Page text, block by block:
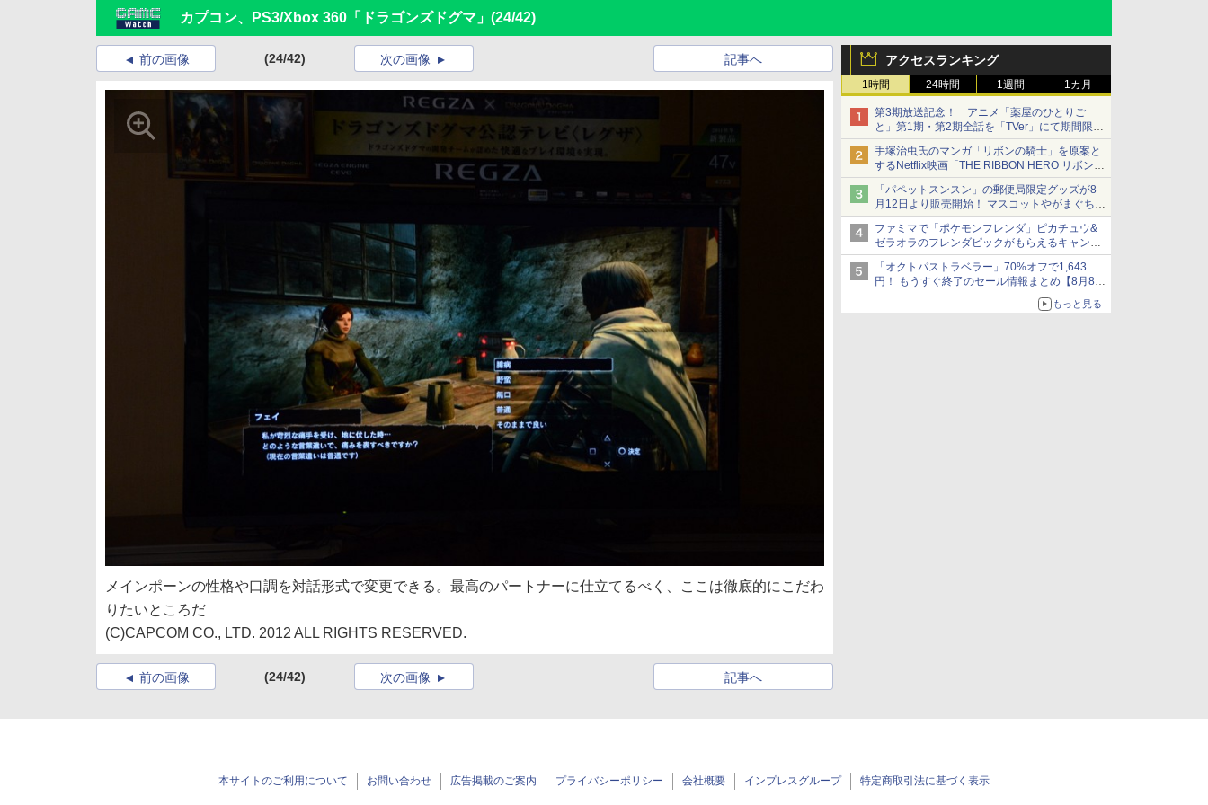
カプコン、PS3/Xbox 360「ドラゴンズドグマ」 (24/42)
アクセスランキング
1時間 24時間 1週間 1カ月
第3期放送記念！ アニメ「薬屋のひとりご
と」第1期・第2期全話を「TVer」にて期間限定
で順次無料配信開始
手塚治虫氏のマンガ「リボンの騎士」を原案と
するNetflix映画「THE RIBBON HERO リボンヒ
ーロー」本日配信開始
「パペットスンスン」の郵便局限定グッズが8
月12日より販売開始！ マスコットやがまぐち、
レターセットなどが登場
ファミマで「ポケモンフレンダ」ピカチュウ&
ゼラオラのフレンダピックがもらえるキャンペ
ーン開催！
「オクトパストラベラー」70%オフで1,643
円！ もうすぐ終了のセール情報まとめ【8月8日
ニンテンドーeショップでは「大神 絶景版」が
もっと見る
前の画像 (24/42) 記事へ
次の画像
メインポーンの性格や口調を対話形式で変更できる。最高のパートナーに仕立てるべく、ここは徹底的にこだわ
りたいところだ
(C)CAPCOM CO., LTD. 2012 ALL RIGHTS RESERVED.
前の画像 (24/42) 記事へ
次の画像
本サイトのご利用について お問い合わせ 広告掲載のご案内 プライバシーポリシー 会社概要 インプレスグループ 特定商取引法に基づく表示